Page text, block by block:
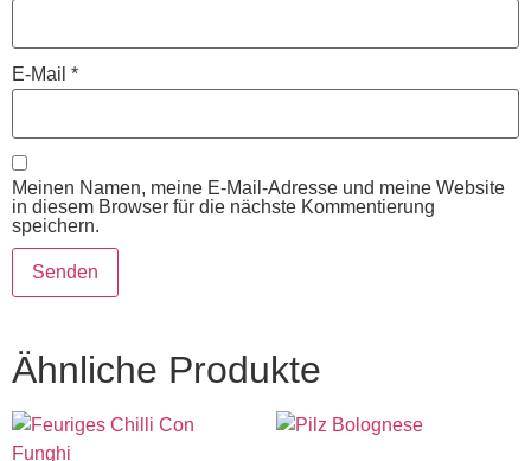
E-Mail *
Meinen Namen, meine E-Mail-Adresse und meine Website
in diesem Browser für die nächste Kommentierung
speichern.
Ähnliche Produkte